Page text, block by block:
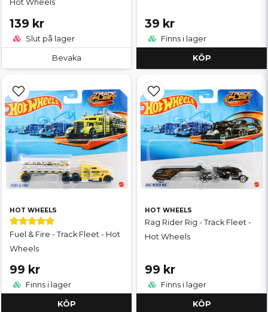
Hot Wheels
139 kr
Slut på lager
Bevaka
39 kr
Finns i lager
KÖP
HOT WHEELS
Fuel & Fire - Track Fleet - Hot
Wheels
99 kr
Finns i lager
KÖP
HOT WHEELS
Rag Rider Rig - Track Fleet -
Hot Wheels
99 kr
Finns i lager
KÖP